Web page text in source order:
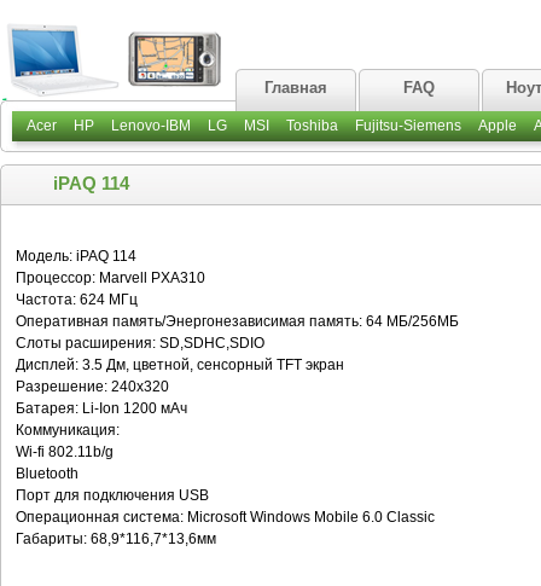
Главная FAQ
Acer HP Lenovo-IBM LG MSI Toshiba Fujitsu-Siemens Apple
iPAQ 114
Модель: iPAQ 114
Процессор: Marvell PXA310
Частота: 624 МГц
Оперативная память/Энергонезависимая память: 64 МБ/256МБ
Слоты расширения: SD,SDHC,SDIO
Дисплей: 3.5 Дм, цветной, сенсорный TFT экран
Разрешение: 240x320
Батарея: Li-Ion 1200 мАч
Коммуникация:
Wi-fi 802.11b/g
Bluetooth
Порт для подключения USB
Операционная система: Microsoft Windows Mobile 6.0 Classic
Габариты: 68,9*116,7*13,6мм